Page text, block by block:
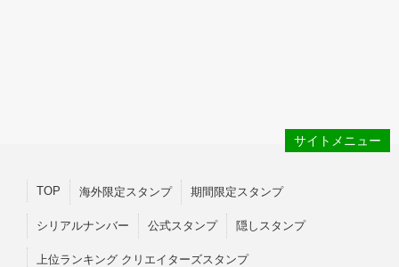
サイトメニュー
TOP 海外限定スタンプ 期間限定スタンプ
シリアルナンバー 公式スタンプ 隠しスタンプ
上位ランキング クリエイターズスタンプ